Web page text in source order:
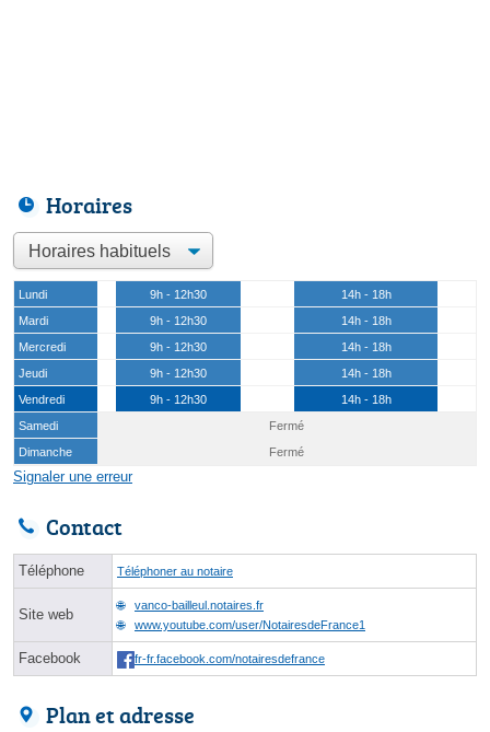
Horaires
Lundi 9h - 12h30
14h - 18h
Mardi
9h - 12h30
14h - 18h
Mercredi
9h - 12h30
14h - 18h
Jeudi
9h - 12h30
14h - 18h
Vendredi
9h - 12h30
14h - 18h
Samedi
Fermé
Dimanche
Fermé
Signaler une erreur
Contact
Téléphone Téléphoner au notaire
Site web
vanco-bailleul.notaires.fr
www.youtube.com/user/NotairesdeFrance1
Facebook fr-fr.facebook.com/notairesdefrance
Plan et adresse